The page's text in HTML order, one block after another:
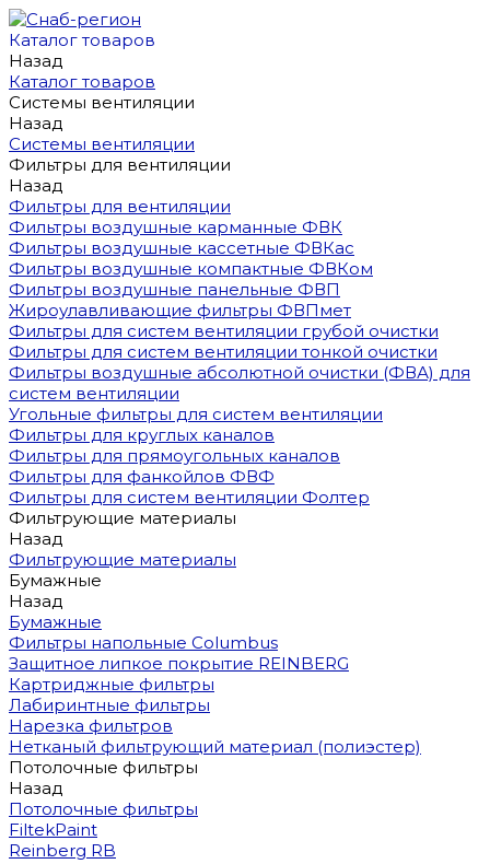
Каталог товаров
Назад
Каталог товаров
Системы вентиляции
Назад
Системы вентиляции
Фильтры для вентиляции
Назад
Фильтры для вентиляции
Фильтры воздушные карманные ФВК
Фильтры воздушные кассетные ФВКас
Фильтры воздушные компактные ФВКом
Фильтры воздушные панельные ФВП
Жироулавливающие фильтры ФВПмет
Фильтры для систем вентиляции грубой очистки
Фильтры для систем вентиляции тонкой очистки
Фильтры воздушные абсолютной очистки (ФВА) для
систем вентиляции
Угольные фильтры для систем вентиляции
Фильтры для круглых каналов
Фильтры для прямоугольных каналов
Фильтры для фанкойлов ФВФ
Фильтры для систем вентиляции Фолтер
Фильтрующие материалы
Назад
Фильтрующие материалы
Бумажные
Назад
Бумажные
Фильтры напольные Columbus
Защитное липкое покрытие REINBERG
Картриджные фильтры
Лабиринтные фильтры
Нарезка фильтров
Нетканый фильтрующий материал (полиэстер)
Потолочные фильтры
Назад
Потолочные фильтры
FiltekPaint
Reinberg RB